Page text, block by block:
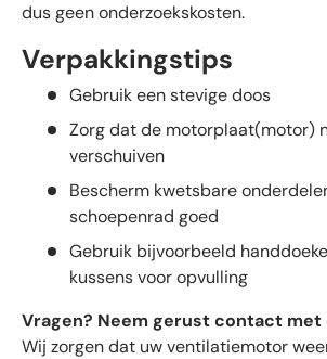
dus geen onderzoekskosten.
Verpakkingstips
Gebruik een stevige doos
Zorg dat de motorplaat(motor)
verschuiven
Bescherm kwetsbare
schoepenrad goed
Gebruik bijvoorbeeld
kussens voor opvulling
Vragen? Neem gerust contact met
Wij zorgen dat uw ventilatiemotor